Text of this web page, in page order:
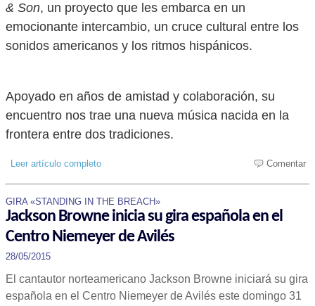
& Son, un proyecto que les embarca en un
emocionante intercambio, un cruce cultural entre los
sonidos americanos y los ritmos hispánicos.
Apoyado en años de amistad y colaboración, su
encuentro nos trae una nueva música nacida en la
frontera entre dos tradiciones.
Leer artículo completo Comentar
GIRA «STANDING IN THE BREACH»
Jackson Browne inicia su gira española en el
Centro Niemeyer de Avilés
28/05/2015
El cantautor norteamericano Jackson Browne iniciará su gira
española en el Centro Niemeyer de Avilés este domingo 31